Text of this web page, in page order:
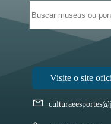
resultados